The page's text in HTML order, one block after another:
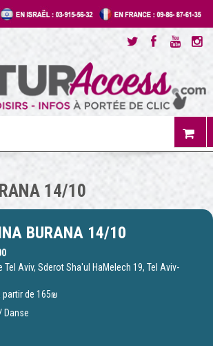
14/10
BURANA 14/10
Tel Aviv, Sderot Sha'ul HaMelech 19, Tel Aviv-
partir de 165₪
Danse